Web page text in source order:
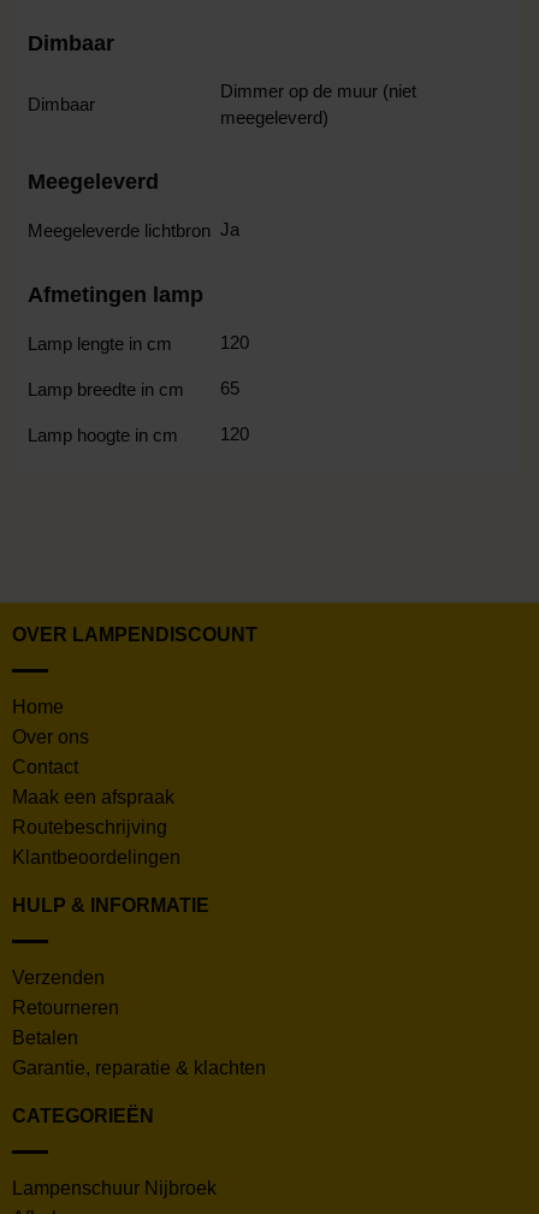
Dimbaar
Dimbaar
Dimmer op de muur (niet
meegeleverd)
Meegeleverd
Meegeleverde lichtbron Ja
Afmetingen lamp
Lamp lengte in cm 120
Lamp breedte in cm 65
Lamp hoogte in cm 120
OVER LAMPENDISCOUNT
Home
Over ons
Contact
Maak een afspraak
Routebeschrijving
Klantbeoordelingen
HULP & INFORMATIE
Verzenden
Retourneren
Betalen
Garantie, reparatie & klachten
CATEGORIEËN
Lampenschuur Nijbroek